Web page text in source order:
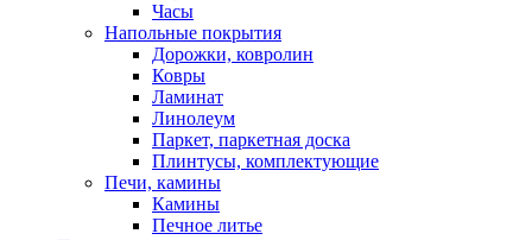
Часы
Напольные покрытия
Дорожки, ковролин
Ковры
Ламинат
Линолеум
Паркет, паркетная доска
Плинтусы, комплектующие
Печи, камины
Камины
Печное литье